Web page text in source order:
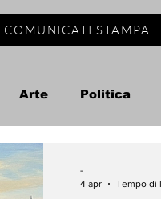
STAMPA
Arte Politica
Cronaca
-
4 apr
Tempo di